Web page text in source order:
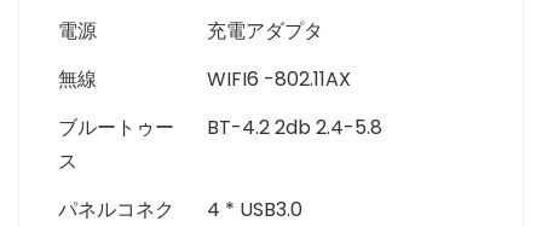
電源
充電アダプタ
無線
WIFI6 -802.11AX
ブルートゥー
ス
BT-4.2 2db 2.4-5.8
パネルコネク
4 * USB3.0